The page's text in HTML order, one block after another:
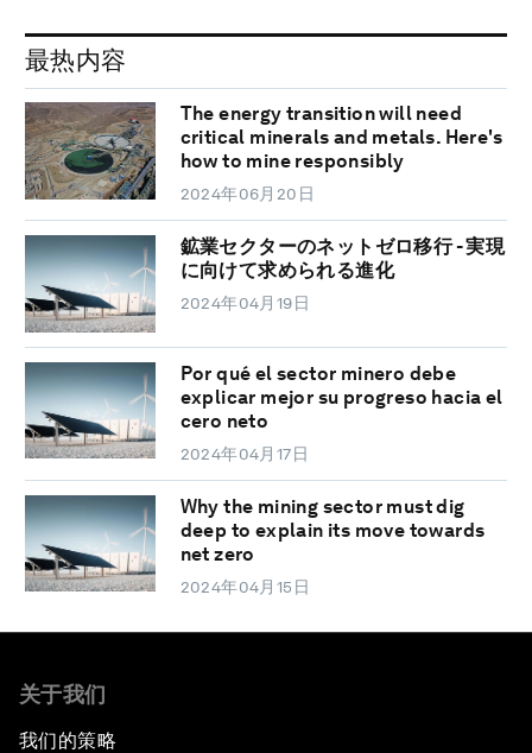
最热内容
The energy transition will need
critical minerals and metals. Here's
how to mine responsibly
2024年06月20日
鉱業セクターのネットゼロ移行 - 実現
に向けて求められる進化
2024年04月19日
Por qué el sector minero debe
explicar mejor su progreso hacia el
cero neto
2024年04月17日
Why the mining sector must dig
deep to explain its move towards
net zero
2024年04月15日
关于我们
我们的策略